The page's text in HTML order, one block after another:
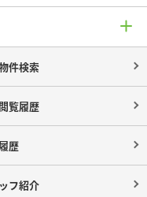
件検索
覧履歴
歴
フ紹介